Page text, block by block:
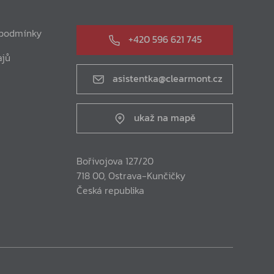
+420 596 621 745
asistentka@clearmont.cz
ukaž na mapě
Bořivojova 127/20
718 00, Ostrava-Kunčičky
Česká republika